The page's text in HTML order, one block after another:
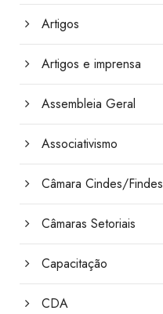
Artigos
Artigos e imprensa
Assembleia Geral
Associativismo
Câmara Cindes/Findes
Câmaras Setoriais
Capacitação
CDA